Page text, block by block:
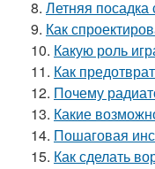
8. Летняя посадка
9. Как
10. Какую роль
11. Как
12. Почему
13. Какие
14. Пошаговая
15. Как сделать